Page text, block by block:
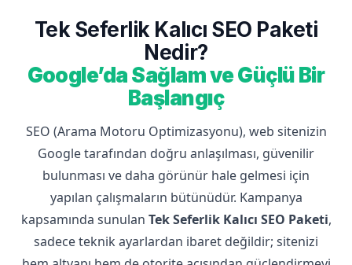
Tek Seferlik Kalıcı SEO Paketi
Nedir?
Google’da Sağlam ve Güçlü Bir
Başlangıç
SEO (Arama Motoru Optimizasyonu), web sitenizin
Google tarafından doğru anlaşılması, güvenilir
bulunması ve daha görünür hale gelmesi için
yapılan çalışmaların bütünüdür. Kampanya
kapsamında sunulan Tek Seferlik Kalıcı SEO Paketi,
sadece teknik ayarlardan ibaret değildir; sitenizi